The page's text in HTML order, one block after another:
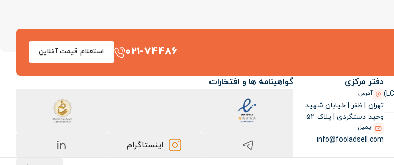
021-74486 استعلام قیمت آنلاین
دفتر مرکزی
آدرس
تهران | ظفر | خیابان شهید
وحید دستگردی | پلاک 52
ایمیل
info@fooladsell.com
گواهینامه ها و افتخارات
اینستاگرام